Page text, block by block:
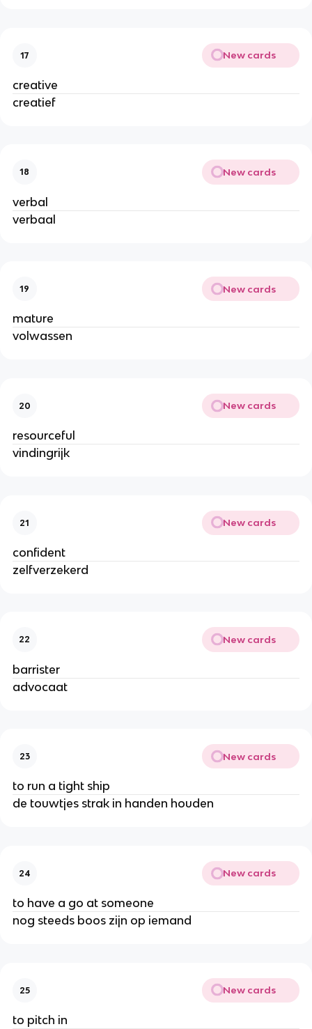
17 New cards
creative
creatief
18 New cards
verbal
verbaal
19 New cards
mature
volwassen
20 New cards
resourceful
vindingrijk
21 New cards
confident
zelfverzekerd
22 New cards
barrister
advocaat
23 New cards
to run a tight ship
de touwtjes strak in handen houden
24 New cards
to have a go at someone
nog steeds boos zijn op iemand
25 New cards
to pitch in